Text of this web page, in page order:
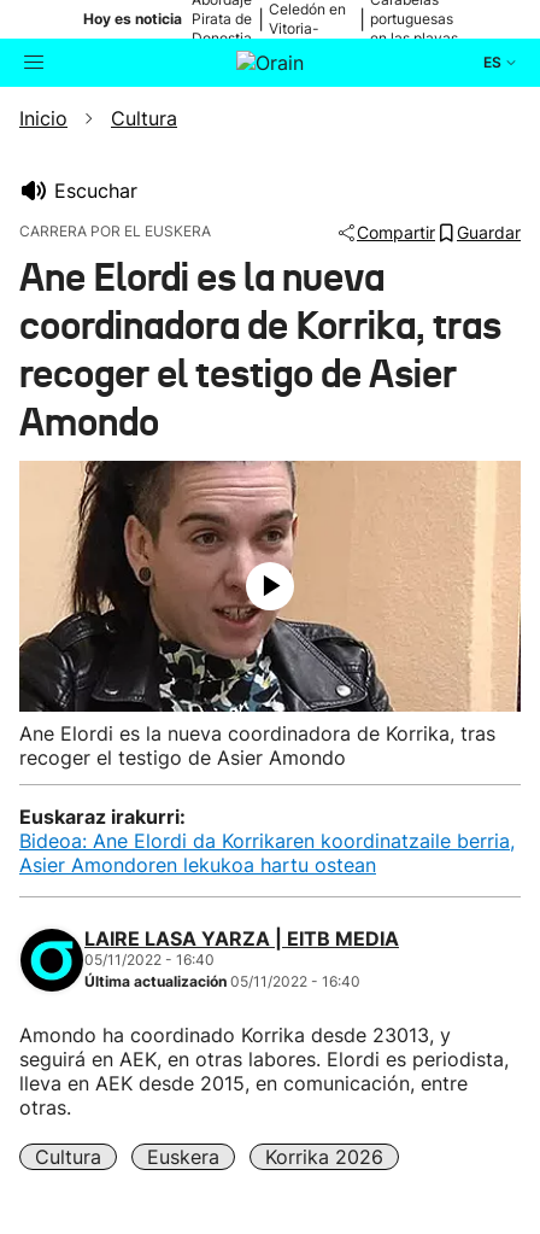
Hoy es noticia Pirata de
Donostia
Celedón en
Vitoria-
portuguesas
en las playas
ES
Buscador
Ikusmiran
Eguraldia
Inicio Cultura
Escuchar
CARRERA POR EL EUSKERA Compartir Guardar
Ane Elordi es la nueva
coordinadora de Korrika, tras
recoger el testigo de Asier
Amondo
Ane Elordi es la nueva coordinadora de Korrika, tras
recoger el testigo de Asier Amondo
Euskaraz irakurri:
Bideoa: Ane Elordi da Korrikaren koordinatzaile berria,
Asier Amondoren lekukoa hartu ostean
LAIRE LASA YARZA | EITB MEDIA
05/11/2022 - 16:40
Última actualización 05/11/2022 - 16:40
Amondo ha coordinado Korrika desde 23013, y
seguirá en AEK, en otras labores. Elordi es periodista,
lleva en AEK desde 2015, en comunicación, entre
otras.
Cultura Euskera Korrika 2026